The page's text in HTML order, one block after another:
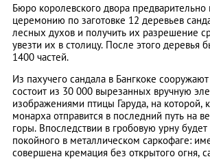
Бюро королевского двора
церемонию по заготовке 12 деревьев
лесных духов и получить их разрешение
увезти их в столицу. После этого деревья
1400 частей.
Из пахучего сандала в Бангкоке
состоит из 30 000 вырезанных вручную
изображениями птицы Гаруда, на которой,
монарха отправится в последний путь на
горы. Впоследствии в гробовую урну
покойного в металлическом саркофаге:
совершена кремация без открытого огня,